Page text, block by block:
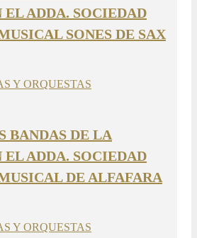
ADDA. SOCIEDAD
SONES DE SAX
Y ORQUESTAS
BANDAS DE LA
ADDA. SOCIEDAD
DE ALFAFARA
Y ORQUESTAS